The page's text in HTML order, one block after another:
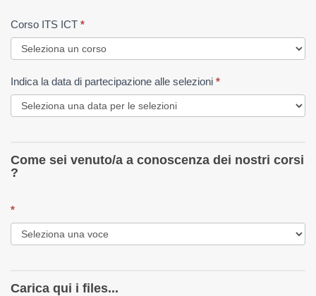
Corso ITS ICT *
Indica la data di partecipazione alle selezioni *
Come sei venuto/a a conoscenza dei nostri corsi
?
*
Carica qui i files...